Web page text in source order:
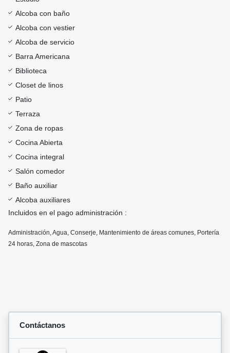
Alcoba con baño
Alcoba con vestier
Alcoba de servicio
Barra Americana
Biblioteca
Closet de linos
Patio
Terraza
Zona de ropas
Cocina Abierta
Cocina integral
Salón comedor
Baño auxiliar
Alcoba auxiliares
Incluidos en el pago administración :
Administración, Agua, Conserje, Mantenimiento de áreas comunes, Portería
24 horas, Zona de mascotas
Contáctanos